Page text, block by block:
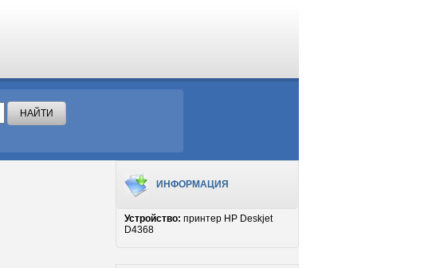
ИНФОРМАЦИЯ
Устройство: принтер HP Deskjet
D4368